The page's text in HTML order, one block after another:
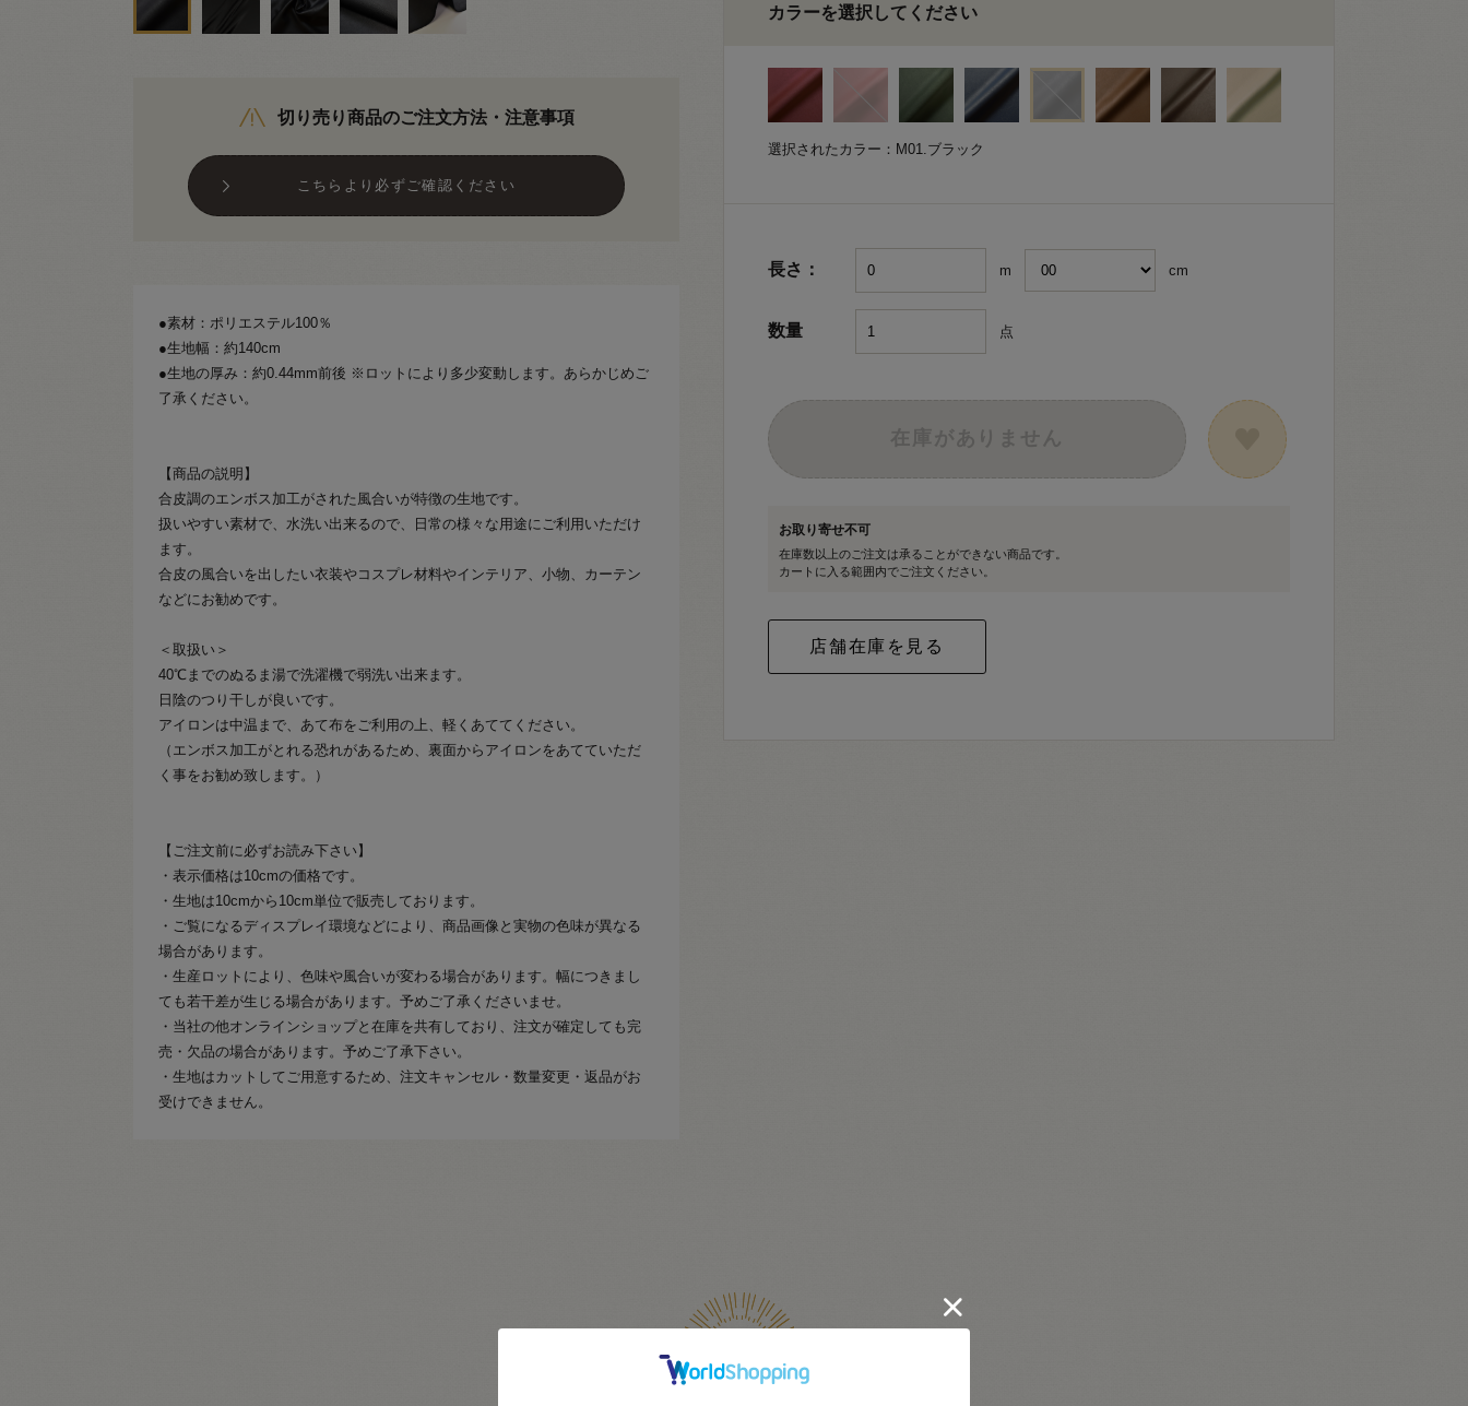
切り売り商品のご注文方法・注意事項
こちらより必ずご確認ください
●素材：ポリエステル100％
●生地幅：約140cm
●生地の厚み：約0.44mm前後 ※ロットにより多少変動します。あらかじめご
了承ください。
【商品の説明】
合皮調のエンボス加工がされた風合いが特徴の生地です。
扱いやすい素材で、水洗い出来るので、日常の様々な用途にご利用いただけ
ます。
合皮の風合いを出したい衣装やコスプレ材料やインテリア、小物、カーテン
などにお勧めです。
＜取扱い＞
40℃までのぬるま湯で洗濯機で弱洗い出来ます。
日陰のつり干しが良いです。
アイロンは中温まで、あて布をご利用の上、軽くあててください。
（エンボス加工がとれる恐れがあるため、裏面からアイロンをあてていただ
く事をお勧め致します。）
【ご注文前に必ずお読み下さい】
・表示価格は10cmの価格です。
・生地は10cmから10cm単位で販売しております。
・ご覧になるディスプレイ環境などにより、商品画像と実物の色味が異なる
場合があります。
・生産ロットにより、色味や風合いが変わる場合があります。幅につきまし
ても若干差が生じる場合があります。予めご了承くださいませ。
・当社の他オンラインショップと在庫を共有しており、注文が確定しても完
売・欠品の場合があります。予めご了承下さい。
・生地はカットしてご用意するため、注文キャンセル・数量変更・返品がお
受けできません。
カラーを選択してください
選択されたカラー：M01.ブラック
長さ： m cm
数量 点
お取り寄せ不可
在庫数以上のご注文は承ることができない商品です。
カートに入る範囲内でご注文ください。